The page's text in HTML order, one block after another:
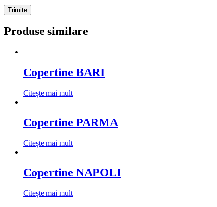
Produse similare
Copertine BARI
Citește mai mult
Copertine PARMA
Citește mai mult
Copertine NAPOLI
Citește mai mult